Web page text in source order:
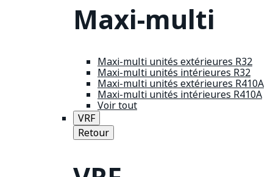
Maxi-multi
Maxi-multi unités extérieures R32
Maxi-multi unités intérieures R32
Maxi-multi unités extérieures R410A
Maxi-multi unités intérieures R410A
Voir tout
VRF
Retour